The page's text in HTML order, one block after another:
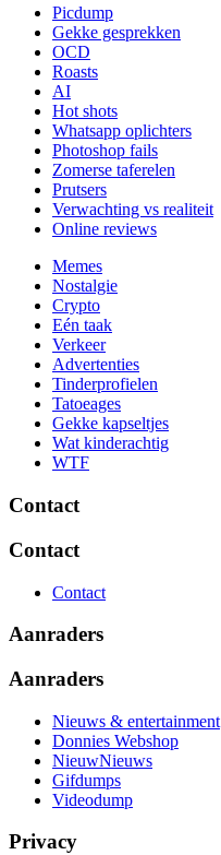
Picdump
Gekke gesprekken
OCD
Roasts
AI
Hot shots
Whatsapp oplichters
Photoshop fails
Zomerse taferelen
Prutsers
Verwachting vs realiteit
Online reviews
Memes
Nostalgie
Crypto
Eén taak
Verkeer
Advertenties
Tinderprofielen
Tatoeages
Gekke kapseltjes
Wat kinderachtig
WTF
Contact
Contact
Contact
Aanraders
Aanraders
Nieuws & entertainment
Donnies Webshop
NieuwNieuws
Gifdumps
Videodump
Privacy